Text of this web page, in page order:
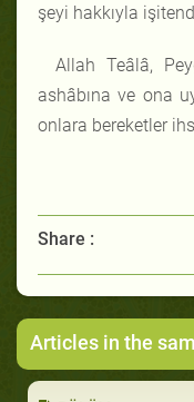
şeyi hakkıyla
Allah Teâlâ,
ashâbına ve ona
onlara bereketler
Share :
Articles in the